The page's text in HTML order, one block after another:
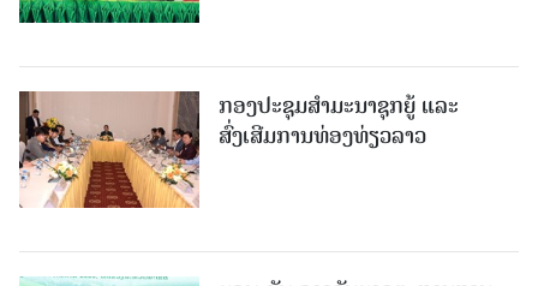
ກອງປະຊຸມສຳມະນາຊຸກຍູ້ ແລະ
ສົ່ງເສີມການທ່ອງທ່ຽວລາວ